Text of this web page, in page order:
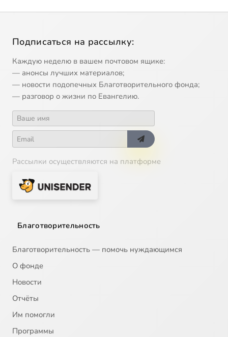
Подписаться на рассылку:
Каждую неделю в вашем почтовом ящике:
— анонсы лучших материалов;
— новости подопечных Благотворительного фонда;
— разговор о жизни по Евангелию.
Рассылки осуществляются на платформе
Благотворительность
Благотворительность — помочь нуждающимся
О фонде
Новости
Отчёты
Им помогли
Программы